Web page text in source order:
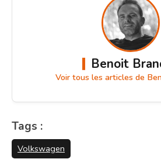
Benoit
Voir tous les articles de
Tags :
Volkswagen